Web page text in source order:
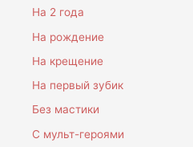
На 2 года
На рождение
На крещение
На первый зубик
Без мастики
С мульт-героями